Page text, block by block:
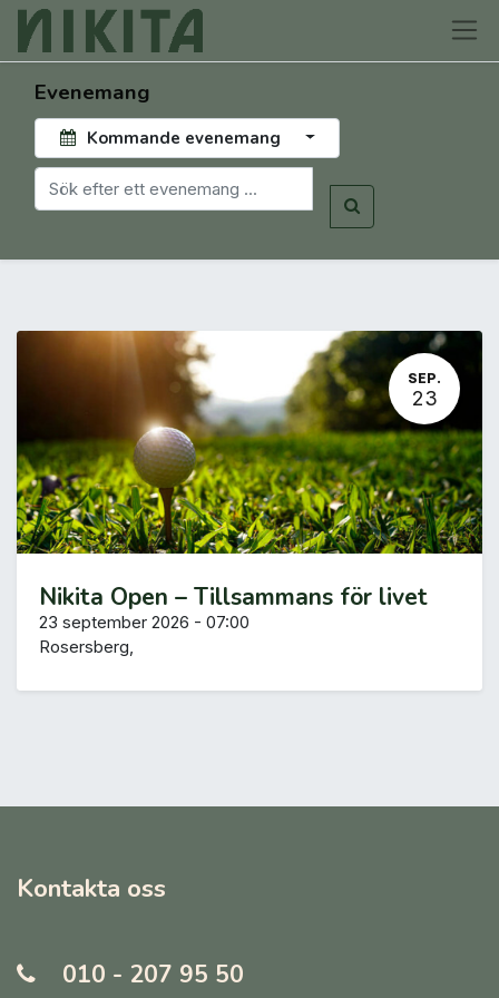
Evenemang
Kommande evenemang
SEP.
23
Nikita Open – Tillsammans för livet
23 september 2026 - 07:00
Rosersberg
Kontakta oss
010 - 207 95 50